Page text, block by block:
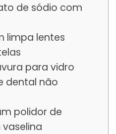
de sódio com
limpa lentes
para vidro
dental não
polidor de